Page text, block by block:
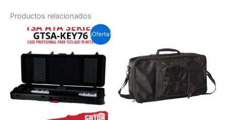
Productos relacionados
¡Oferta!
El
precio
era:
El
precio
es: